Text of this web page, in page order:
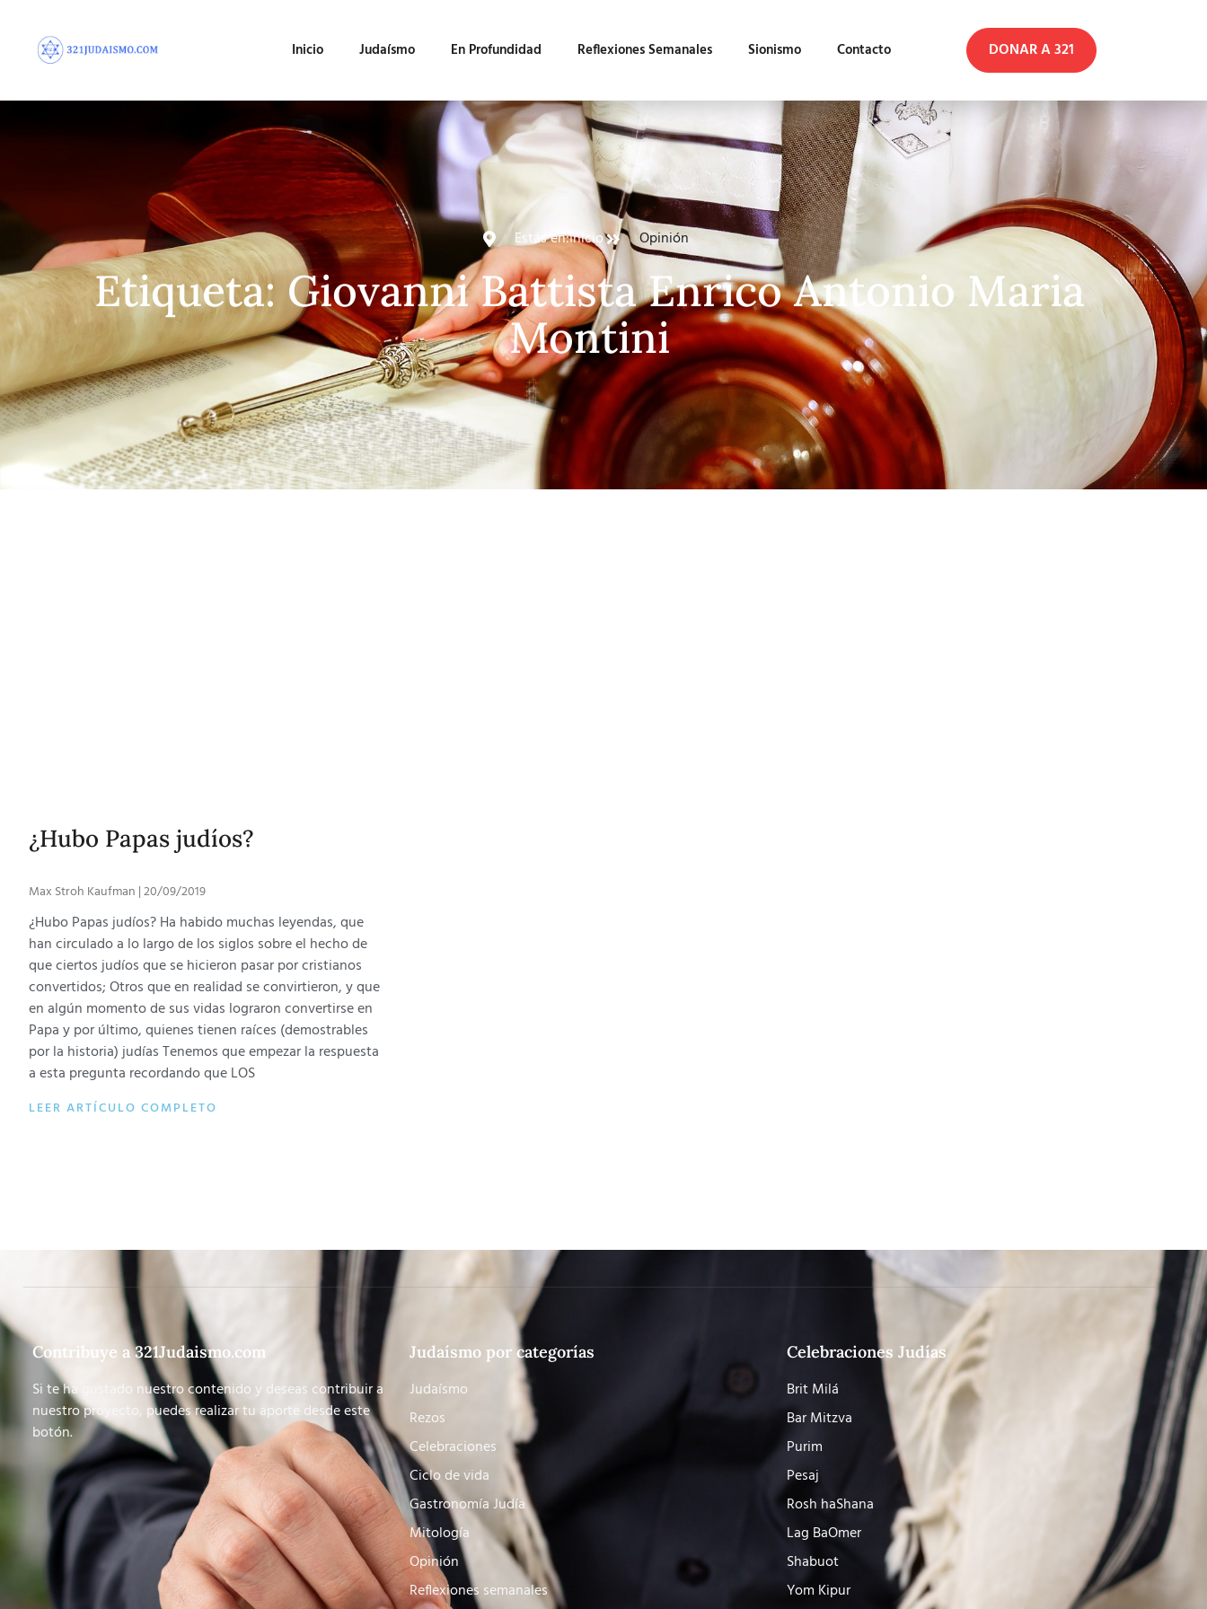
Inicio Judaísmo En Profundidad Reflexiones Semanales Sionismo Contacto DONAR A 321
Estás en:Inicio Opinión
Etiqueta: Giovanni Battista Enrico Antonio Maria
Montini
¿Hubo Papas judíos?
Max Stroh Kaufman 20/09/2019
¿Hubo Papas judíos? Ha habido muchas leyendas, que
han circulado a lo largo de los siglos sobre el hecho de
que ciertos judíos que se hicieron pasar por cristianos
convertidos; Otros que en realidad se convirtieron, y que
en algún momento de sus vidas lograron convertirse en
Papa y por último, quienes tienen raíces (demostrables
por la historia) judías Tenemos que empezar la respuesta
a esta pregunta recordando que LOS
LEER ARTÍCULO COMPLETO
Contribuye a 321Judaismo.com
Si te ha gustado nuestro contenido y deseas contribuir a
nuestro proyecto, puedes realizar tu aporte desde este
botón.
Judaísmo por categorías
Judaísmo
Rezos
Celebraciones
Ciclo de vida
Gastronomía Judía
Mitología
Opinión
Reflexiones semanales
Celebraciones Judías
Brit Milá
Bar Mitzva
Purim
Pesaj
Rosh haShana
Lag BaOmer
Shabuot
Yom Kipur